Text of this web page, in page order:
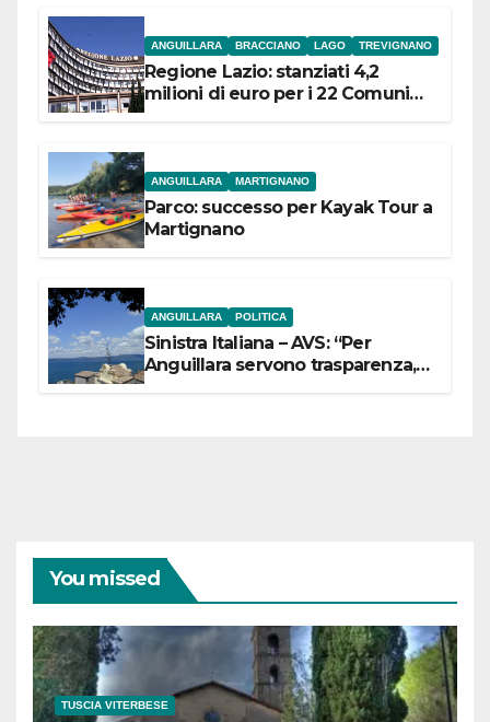
ANGUILLARA BRACCIANO LAGO TREVIGNANO
Regione Lazio: stanziati 4,2
milioni di euro per i 22 Comuni
ANGUILLARA MARTIGNANO
Parco: successo per Kayak Tour a
Martignano
ANGUILLARA POLITICA
Sinistra Italiana – AVS: “Per
Anguillara servono trasparenza,
You missed
TUSCIA VITERBESE